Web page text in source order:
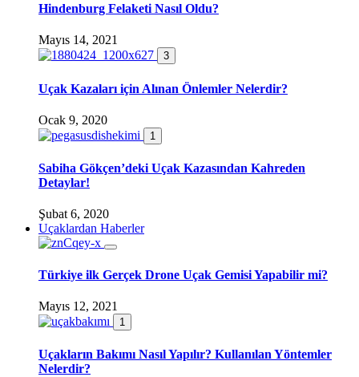
Hindenburg Felaketi Nasıl Oldu?
Mayıs 14, 2021
3
Uçak Kazaları için Alınan Önlemler Nelerdir?
Ocak 9, 2020
1
Sabiha Gökçen’deki Uçak Kazasından Kahreden
Detaylar!
Şubat 6, 2020
Uçaklardan Haberler
Türkiye ilk Gerçek Drone Uçak Gemisi Yapabilir mi?
Mayıs 12, 2021
1
Uçakların Bakımı Nasıl Yapılır? Kullanılan Yöntemler
Nelerdir?